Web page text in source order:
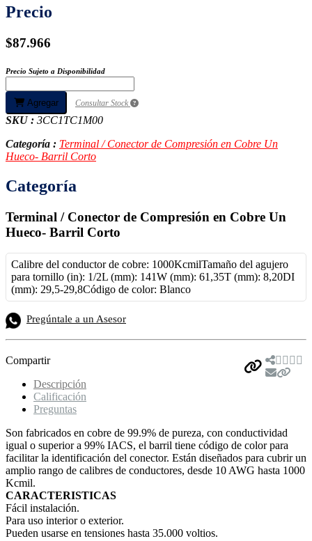
Precio
$87.966
Precio Sujeto a Disponibilidad
Agregar Consultar Stock
SKU : 3CC1TC1M00
Categoría : Terminal / Conector de Compresión en Cobre Un
Hueco- Barril Corto
Categoría
Terminal / Conector de Compresión en Cobre Un
Hueco- Barril Corto
Calibre del conductor de cobre: 1000KcmilTamaño del agujero
para tornillo (in): 1/2L (mm): 141W (mm): 61,35T (mm): 8,20DI
(mm): 29,5-29,8Código de color: Blanco
Pregúntale a un Asesor
Compartir
Descripción
Calificación
Preguntas
Son fabricados en cobre de 99.9% de pureza, con conductividad
igual o superior a 99% IACS, el barril tiene código de color para
facilitar la identificación del conector. Están diseñados para cubrir un
amplio rango de calibres de conductores, desde 10 AWG hasta 1000
Kcmil.
CARACTERISTICAS
Fácil instalación.
Para uso interior o exterior.
Pueden usarse en tensiones hasta 35.000 voltios.